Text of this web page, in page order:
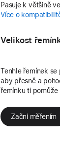
Pasuje k většině
Více o
Velikost
Tenhle řemínek
aby přesně a
řemínku ti
Začni měřením